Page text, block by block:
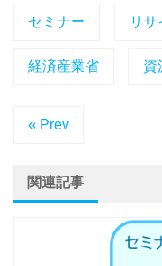
セミナー リサ
経済産業省 資
« Prev
関連記事